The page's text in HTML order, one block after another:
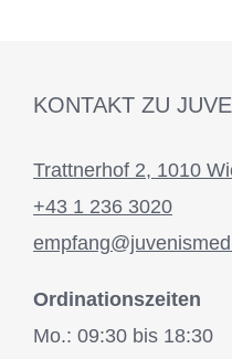
KONTAKT ZU
Trattnerhof 2, 1010
+43 1 236 3020
Ordinationszeiten
Mo.: 09:30 bis 18:30